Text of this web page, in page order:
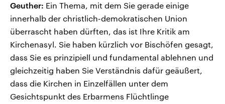
Geuther: Ein Thema, mit dem Sie gerade einige
innerhalb der christlich-demokratischen Union
überrascht haben dürften, das ist Ihre Kritik am
Kirchenasyl. Sie haben kürzlich vor Bischöfen gesagt,
dass Sie es prinzipiell und fundamental ablehnen und
gleichzeitig haben Sie Verständnis dafür geäußert,
dass die Kirchen in Einzelfällen unter dem
Gesichtspunkt des Erbarmens Flüchtlinge